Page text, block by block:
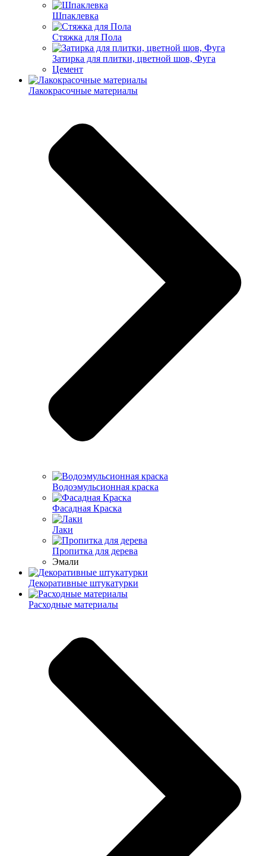
Шпаклевка
Стяжка для Пола
Затирка для плитки, цветной шов, Фуга
Цемент
Лакокрасочные материалы
Водоэмульсионная краска
Фасадная Краска
Лаки
Пропитка для дерева
Эмали
Декоративные штукатурки
Расходные материалы